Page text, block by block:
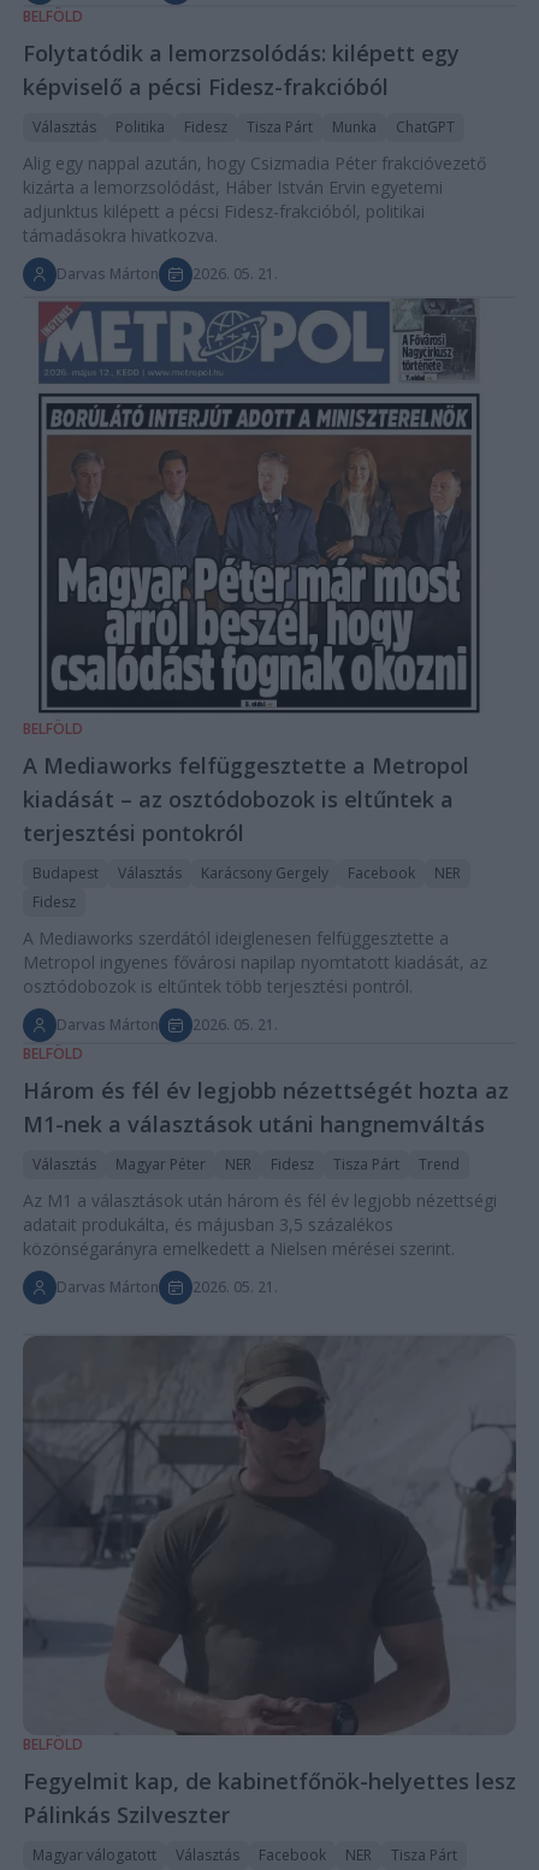
BELFÖLD
Folytatódik a lemorzsolódás: kilépett egy
képviselő a pécsi Fidesz-frakcióból
Választás Politika Fidesz Tisza Párt Munka ChatGPT
Alig egy nappal azután, hogy Csizmadia Péter frakcióvezető
kizárta a lemorzsolódást, Háber István Ervin egyetemi
adjunktus kilépett a pécsi Fidesz-frakcióból, politikai
támadásokra hivatkozva.
Darvas Márton 2026. 05. 21.
BELFÖLD
A Mediaworks felfüggesztette a Metropol
kiadását – az osztódobozok is eltűntek a
terjesztési pontokról
Budapest Választás Karácsony Gergely Facebook
NER
Fidesz
A Mediaworks szerdától ideiglenesen felfüggesztette a
Metropol ingyenes fővárosi napilap nyomtatott kiadását, az
osztódobozok is eltűntek több terjesztési pontról.
Darvas Márton
2026. 05. 21.
BELFÖLD
Három és fél év legjobb nézettségét hozta az
M1-nek a választások utáni hangnemváltás
Választás Magyar Péter NER Fidesz Tisza Párt Trend
Az M1 a választások után három és fél év legjobb nézettségi
adatait produkálta, és májusban 3,5 százalékos
közönségarányra emelkedett a Nielsen mérései szerint.
Darvas Márton 2026. 05. 21.
BELFÖLD
Fegyelmit kap, de kabinetfőnök-helyettes lesz
Pálinkás Szilveszter
Magyar válogatott Választás Facebook NER Tisza Párt